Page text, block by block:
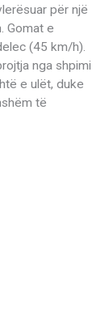
për një
Gomat e
(45 km/h).
nga shpimi
e ulët, duke
të